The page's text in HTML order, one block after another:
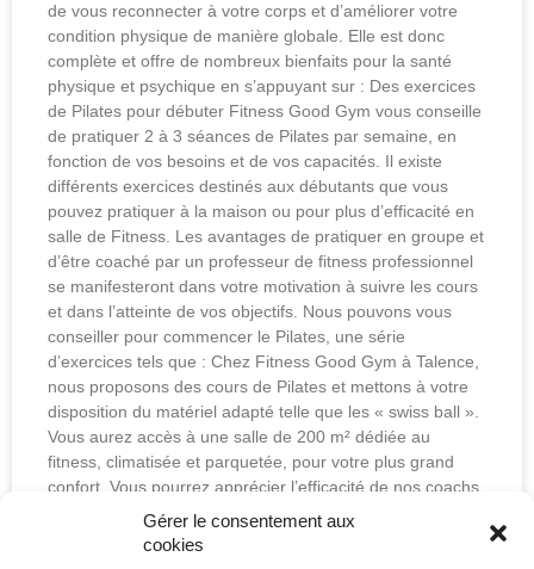
Gérer le consentement aux
cookies
de vous reconnecter à votre corps et d’améliorer votre
condition physique de manière globale. Elle est donc
complète et offre de nombreux bienfaits pour la santé
physique et psychique en s’appuyant sur : Des exercices
de Pilates pour débuter Fitness Good Gym vous conseille
de pratiquer 2 à 3 séances de Pilates par semaine, en
fonction de vos besoins et de vos capacités. Il existe
différents exercices destinés aux débutants que vous
pouvez pratiquer à la maison ou pour plus d’efficacité en
salle de Fitness. Les avantages de pratiquer en groupe et
d’être coaché par un professeur de fitness professionnel
se manifesteront dans votre motivation à suivre les cours
et dans l’atteinte de vos objectifs. Nous pouvons vous
conseiller pour commencer le Pilates, une série
d’exercices tels que : Chez Fitness Good Gym à Talence,
nous proposons des cours de Pilates et mettons à votre
disposition du matériel adapté telle que les « swiss ball ».
Vous aurez accès à une salle de 200 m² dédiée au
fitness, climatisée et parquetée, pour votre plus grand
confort. Vous pourrez apprécier l’efficacité de nos coachs
sportifs tous diplômés. Alors, n’hésitez plus, contactez-
nous ou rendez-vous dans votre salle de sport Fitness